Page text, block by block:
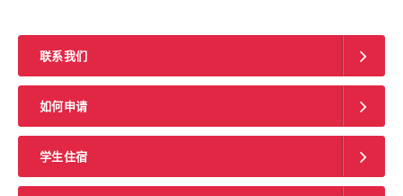
联系我们 
如何申请 
学生住宿 